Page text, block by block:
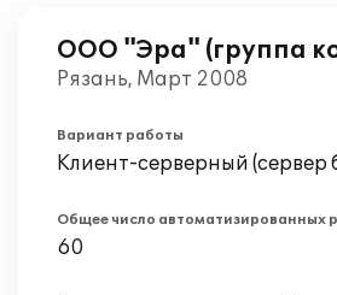
ООО "Эра" (группа
Рязань, Март 2008
Вариант работы
Клиент-серверный (сервер
Общее число автоматизированных
60